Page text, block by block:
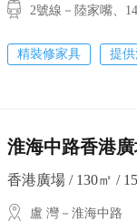
2號線－陸家嘴
精裝修家具 提
淮海中路香港
香港廣場 / 130㎡ /
盧 灣－淮海中路